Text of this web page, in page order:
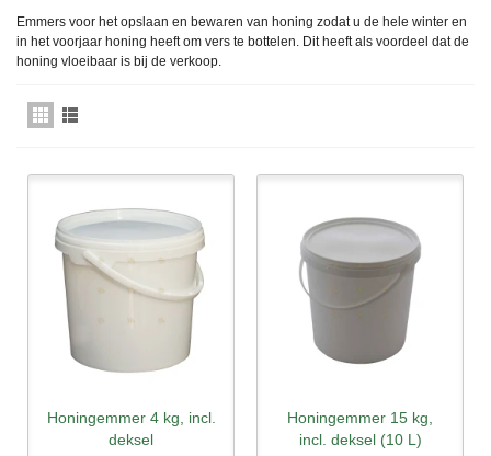
Emmers voor het opslaan en bewaren van honing zodat u de hele winter en
in het voorjaar honing heeft om vers te bottelen. Dit heeft als voordeel dat de
honing vloeibaar is bij de verkoop.
Honingemmer 4 kg, incl.
deksel
Honingemmer 15 kg,
incl. deksel (10 L)